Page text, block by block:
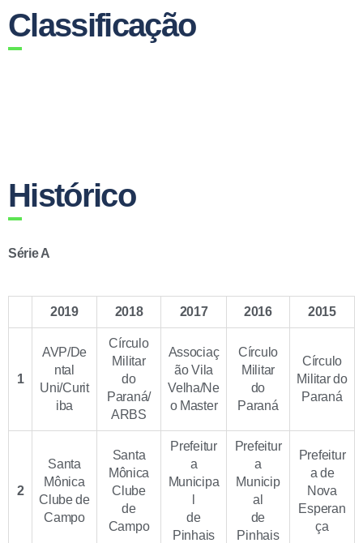
Classificação
Histórico
Série A
2019 2018 2017 2016 2015
1
AVP/De
ntal
Uni/Curit
iba
Círculo
Militar
do
Paraná/
ARBS
Associaç
ão Vila
Velha/Ne
o Master
Círculo
Militar
do
Paraná
Círculo
Militar do
Paraná
2
Santa
Mônica
Clube de
Campo
Santa
Mônica
Clube
de
Campo
Prefeitur
a
Municipa
de
Pinhais
Prefeitur
a
Municip
al
de
Pinhais
Prefeitur
a de
Nova
Esperan
ça